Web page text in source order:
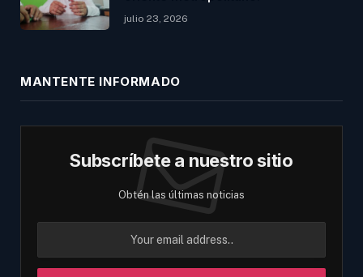
julio 23, 2026
MANTENTE INFORMADO
Subscríbete a nuestro sitio
Obtén las últimas noticias